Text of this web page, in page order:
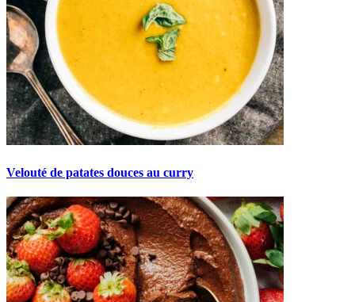
Velouté de patates douces au curry